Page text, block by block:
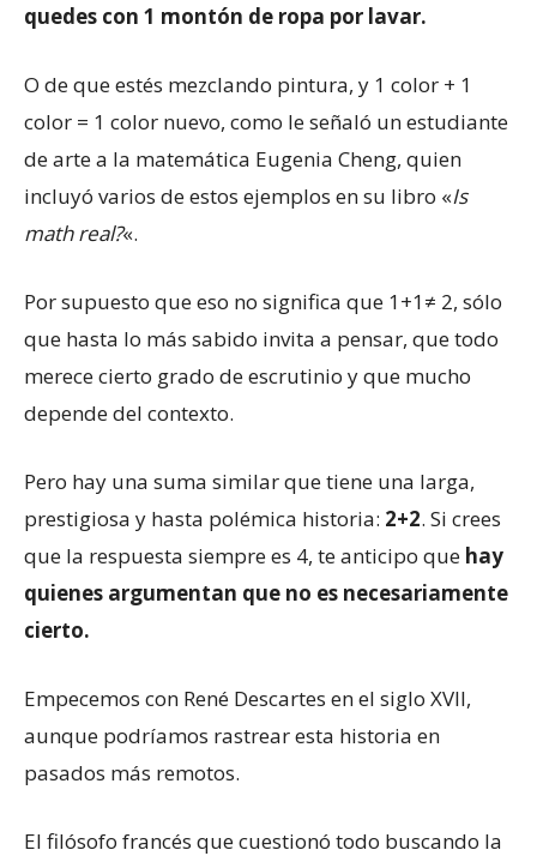
quedes con 1 montón de ropa por lavar.
O de que estés mezclando pintura, y 1 color + 1
color = 1 color nuevo, como le señaló un estudiante
de arte a la matemática Eugenia Cheng, quien
incluyó varios de estos ejemplos en su libro «Is
math real?«.
Por supuesto que eso no significa que 1+1≠ 2, sólo
que hasta lo más sabido invita a pensar, que todo
merece cierto grado de escrutinio y que mucho
depende del contexto.
Pero hay una suma similar que tiene una larga,
prestigiosa y hasta polémica historia: 2+2. Si crees
que la respuesta siempre es 4, te anticipo que hay
quienes argumentan que no es necesariamente
cierto.
Empecemos con René Descartes en el siglo XVII,
aunque podríamos rastrear esta historia en
pasados más remotos.
El filósofo francés que cuestionó todo buscando la